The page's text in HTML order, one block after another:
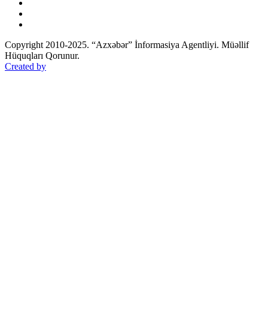
Copyright 2010-2025. “Azxəbər” İnformasiya Agentliyi. Müəllif
Hüquqları Qorunur.
Created by